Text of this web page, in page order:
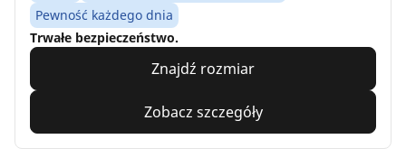
Pewność każdego dnia
Trwałe bezpieczeństwo.
Znajdź rozmiar
Zobacz szczegóły